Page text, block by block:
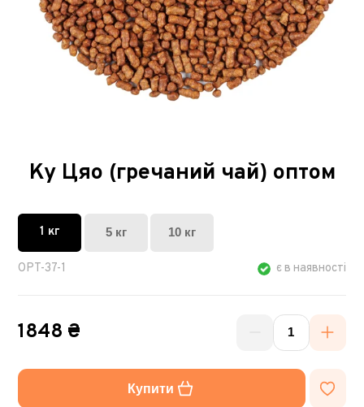
Ку Цяо (гречаний чай) оптом
1 кг 5 кг 10 кг
OPT-37-1 є в наявності
1848 ₴
Купити